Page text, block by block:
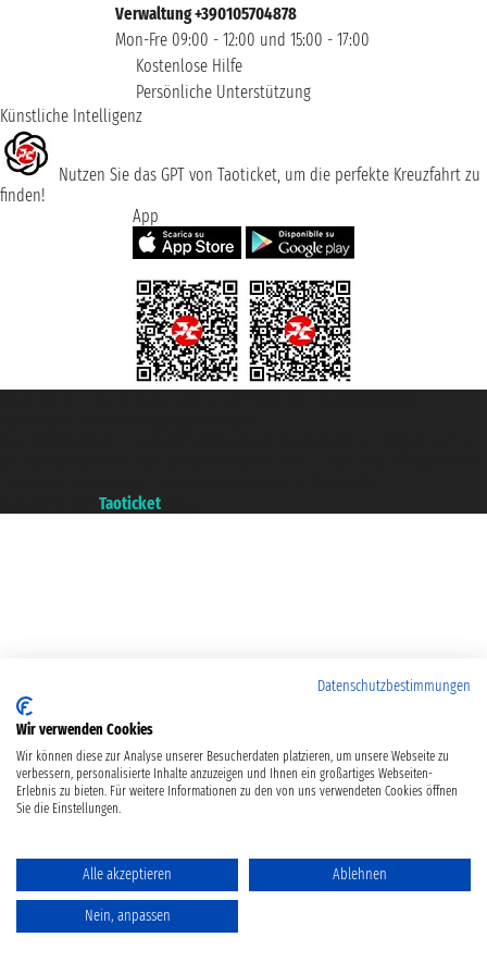
Verwaltung +390105704878
Mon-Fre 09:00 - 12:00 und 15:00 - 17:00
Kostenlose Hilfe
Persönliche Unterstützung
Künstliche Intelligenz
Nutzen Sie das GPT von Taoticket, um die perfekte Kreuzfahrt zu
finden!
App
Taoticket
Datenschutzbestimmungen
Wir verwenden Cookies
Wir können diese zur Analyse unserer Besucherdaten platzieren, um unsere Webseite zu
verbessern, personalisierte Inhalte anzuzeigen und Ihnen ein großartiges Webseiten-
Erlebnis zu bieten. Für weitere Informationen zu den von uns verwendeten Cookies öffnen
Sie die Einstellungen.
Alle akzeptieren Ablehnen
Nein, anpassen